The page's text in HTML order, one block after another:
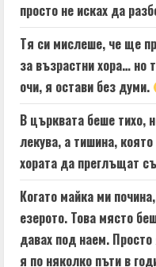
просто не исках да
Тя си мислеше, че ще
за възрастни хора… но
очи, я остави без думи.
В църквата беше тихо,
лекува, а тишина,
хората да преглъщат
Когато майка ми
езерото. Това място
давах под наем.
я по няколко пъти в